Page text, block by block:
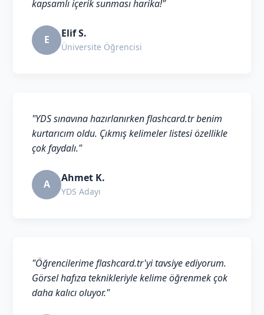
kapsamlı içerik sunması harika!"
E Elif S.
Üniversite Öğrencisi
"YDS sınavına hazırlanırken flashcard.tr benim
kurtarıcım oldu. Çıkmış kelimeler listesi özellikle
çok faydalı."
A Ahmet K.
YDS Adayı
"Öğrencilerime flashcard.tr'yi tavsiye ediyorum.
Görsel hafıza teknikleriyle kelime öğrenmek çok
daha kalıcı oluyor."